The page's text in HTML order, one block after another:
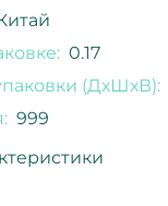
0.17
(ДхШхВ):
999